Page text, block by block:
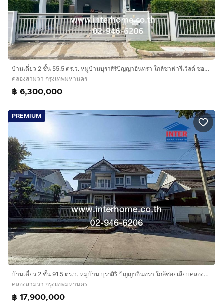
บ้านเดี่ยว 2 ชั้น 55.5 ตร.ว. หมู่บ้านบุราสิริปัญญาอินทรา ใกล้ซาฟารีเวิลด์ ซอยเลียบคลองสอง20 ถนนคู้บอน ถนนเลียบคลองสอง เขตคลองสามวา กรุงเทพ
คลองสามวา กรุงเทพมหานคร
฿ 6,300,000
PREMIUM
บ้านเดี่ยว 2 ชั้น 91.5 ตร.ว. หมู่บ้าน บุราสิริ ปัญญาอินทรา ใกล้ซอยเลียบคลองสอง20 ถนนเลียบคอลงสอง ถนนหทัยราษฏร์ เขตคลองสามวา กรุงเทพมหานคร
คลองสามวา กรุงเทพมหานคร
฿ 17,900,000